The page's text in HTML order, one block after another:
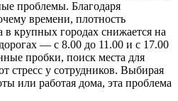
проблемы. Благодаря
времени, плотность
в крупных городах снижается на
— с 8.00 до 11.00 и с 17.00
пробки, поиск места для
стресс у сотрудников. Выбирая
или работая дома, эта проблема